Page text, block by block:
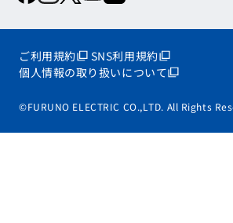
ご利用規約
SNS利用規約
個人情報の取り扱いについて
©FURUNO ELECTRIC CO.,LTD. All Rights